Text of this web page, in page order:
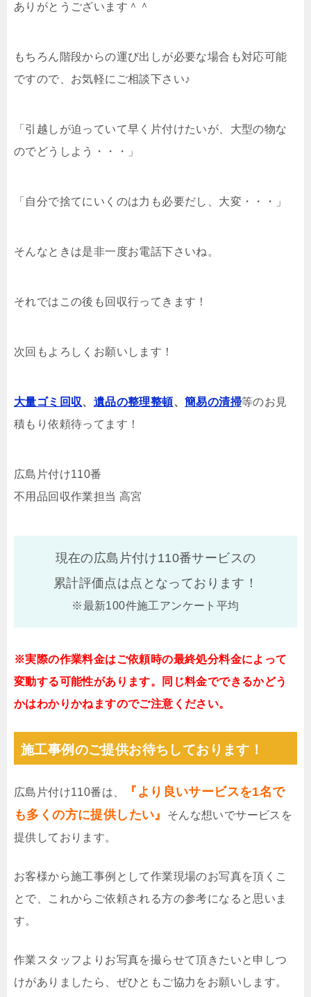
ありがとうございます＾＾
もちろん階段からの運び出しが必要な場合も対応可能
ですので、お気軽にご相談下さい♪
「引越しが迫っていて早く片付けたいが、大型の物な
のでどうしよう・・・」
「自分で捨てにいくのは力も必要だし、大変・・・」
そんなときは是非一度お電話下さいね。
それではこの後も回収行ってきます！
次回もよろしくお願いします！
大量ゴミ回収、 遺品の整理整頓、簡易の清掃等のお見
積もり依頼待ってます！
広島片付け110番
不用品回収作業担当 高宮
現在の広島片付け110番サービスの
累計評価点は点となっております！
※最新100件施工アンケート平均
※実際の作業料金はご依頼時の最終処分料金によって
変動する可能性があります。同じ料金でできるかどう
かはわかりかねますのでご注意ください。
施工事例のご提供お待ちしております！
広島片付け110番は、
『より良いサービスを1名で
も多くの方に提供したい』
そんな想いでサービスを
提供しております。
お客様から施工事例として作業現場のお写真を頂くこ
とで、これからご依頼される方の参考になると思いま
す。
作業スタッフよりお写真を撮らせて頂きたいと申しつ
けがありましたら、ぜひともご協力をお願いします。